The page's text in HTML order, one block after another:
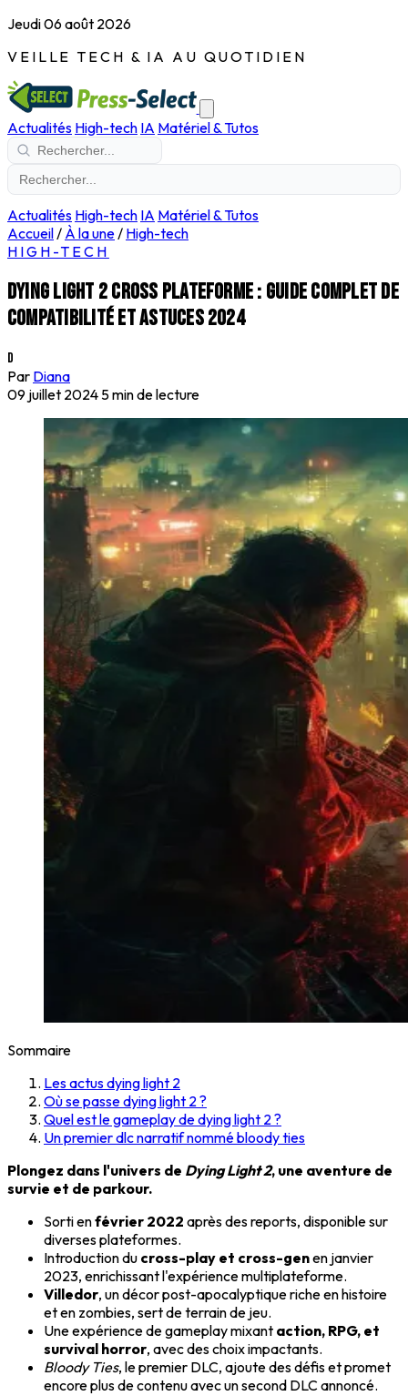
Jeudi 06 août 2026
VEILLE TECH & IA AU QUOTIDIEN
Actualités High-tech IA Matériel & Tutos
Actualités High-tech IA Matériel & Tutos
Accueil/ À la une/ High-tech
HIGH-TECH
Dying Light 2 cross plateforme : guide complet de
compatibilité et astuces 2024
D
Par Diana
09 juillet 2024 5 min de lecture
Sommaire
Les actus dying light 2
Où se passe dying light 2 ?
Quel est le gameplay de dying light 2 ?
Un premier dlc narratif nommé bloody ties
Plongez dans l'univers de Dying Light 2, une aventure de
survie et de parkour.
Sorti enfévrier 2022 après des reports, disponible sur
diverses plateformes.
Introduction du cross-play et cross-genen janvier
2023, enrichissant l'expérience multiplateforme.
Villedor, un décor post-apocalyptique riche en histoire
et en zombies, sert de terrain de jeu.
Une expérience de gameplay mixant action, RPG, et
survival horror, avec des choix impactants.
Bloody Ties, le premier DLC, ajoute des défis et promet
encore plus de contenu avec un second DLC annoncé.